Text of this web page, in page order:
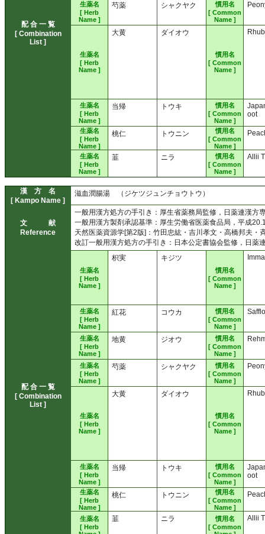
配 合 一 覧
[ Combination
List ]
生薬名
[ Herb
Name ]
芍薬 シャクヤク
慣用名
[ Common
Name ]
生薬名
[ Herb
Name ]
大黄 ダイオウ
慣用名
[ Common
Name ]
生薬名
[ Herb
Name ]
当帰 トウキ
慣用名
[ Common
Name ]
oot
生薬名
[ Herb
Name ]
桃仁 トウニン
慣用名
[ Common
Name ]
生薬名
[ Herb
Name ]
韮 ニラ
慣用名
[ Common
Name ]
Allii
漢 方 名
[ Kampo Name ]
滋血潤腸湯 （ジケツジュンチョウトウ）
文 献
Reference
一般用漢方処方の手引き：厚生省薬務局監修，日薬連漢方
一般用漢方製剤承認基準：厚生労働省医薬食品局，平成
天然医薬資源学[第2版]：竹田忠紘・吉川孝文・高橋邦夫
改訂一般用漢方処方の手引き：日本公定書協会監修，日薬
配 合 一 覧
[ Combination
List ]
生薬名
[ Herb
Name ]
枳実 キジツ
慣用名
[ Common
Name ]
生薬名
[ Herb
Name ]
紅花 コウカ
慣用名
[ Common
Name ]
生薬名
[ Herb
Name ]
地黄 ジオウ
慣用名
[ Common
Name ]
生薬名
[ Herb
Name ]
芍薬 シャクヤク
慣用名
[ Common
Name ]
生薬名
[ Herb
Name ]
大黄 ダイオウ
慣用名
[ Common
Name ]
生薬名
[ Herb
Name ]
当帰 トウキ
慣用名
[ Common
Name ]
oot
生薬名
[ Herb
Name ]
桃仁 トウニン
慣用名
[ Common
Name ]
生薬名
[ Herb
韮 ニラ
慣用名
[ Common
Allii